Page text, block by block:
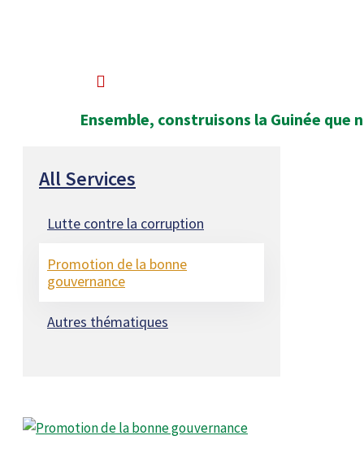
Ensemble, construisons la Guinée que
All Services
Lutte contre la corruption
Promotion de la bonne
gouvernance
Autres thématiques